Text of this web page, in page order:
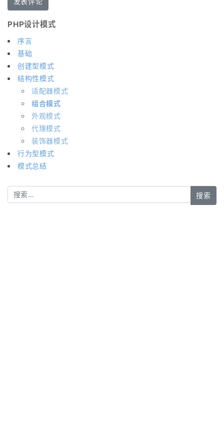
PHP设计模式
序言
基础
创建型模式
结构性模式
适配器模式
组合模式
外观模式
代理模式
装饰器模式
行为型模式
模式总结